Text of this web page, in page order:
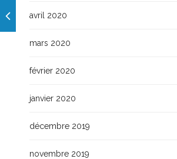
avril 2020
mars 2020
février 2020
janvier 2020
décembre 2019
novembre 2019